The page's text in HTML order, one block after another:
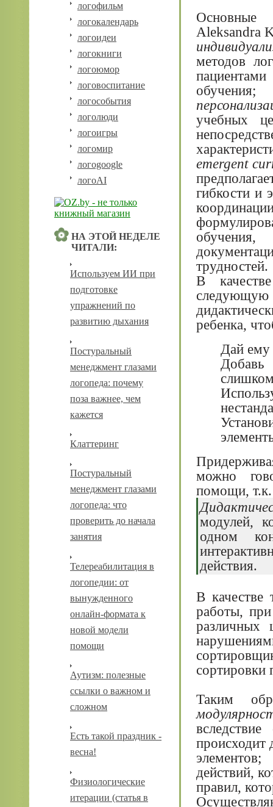
логофильм
логокалендарь
логоидеи
логокниги
логоюмор
логовоспитание
логособытия
логолюди
логоигры
логомир
логоgoogle
логоAI
НА ЭТОЙ НЕДЕЛЕ
ЧИТАЛИ:
Используем ИИ при
подготовке
упражнений по
развитию дыхания
Постуральный
менеджмент глазами
логопеда: почему
поза важнее, чем
кажется
Клаттеринг
Постуральный
менеджмент глазами
логопеда: что
проверить до начала
занятия
Телереабилитация в
логопедии: от
вынужденного
онлайн-формата к
новой модели
помощи
Аутизм: полезные
ссылки о важном и
сложном
Есть такой праздник -
весна!
Физиологические
итерации (статья в
Основные
Aleksandra
методов
обучения;
учебных
emergent
гибкости и
трудностей.
В
ребенка,
Дай
можно
помощи,
модулей,
одном
действия.
В качестве
работы,
различных
сортировки
Таким
происходит
элементов;
действий,
правил,